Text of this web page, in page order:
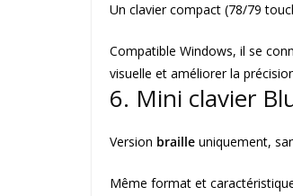
Un clavier compact (78/79
Compatible Windows, il se
visuelle et améliorer la
6. Mini clavier
Version braille uniquement,
Même format et